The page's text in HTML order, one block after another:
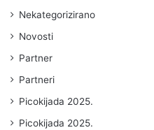
Nekategorizirano
Novosti
Partner
Partneri
Picokijada 2025.
Picokijada 2025.